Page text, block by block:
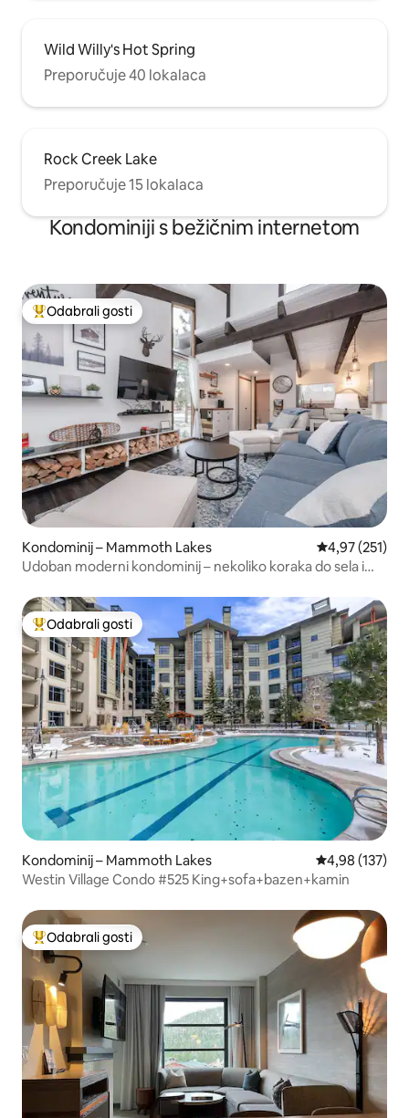
Wild Willy's Hot Spring
Preporučuje 40 lokalaca
Rock Creek Lake
Preporučuje 15 lokalaca
Kondominiji s bežičnim internetom
Među najviše rangiranima s oznakom „Odabrali gosti”
Odabrali gosti
Kondominij – Mammoth Lakes Prosječna
4,97 (251)
Udoban moderni kondominij – nekoliko koraka do sela i
Među najviše rangiranima s oznakom „Odabrali gosti”
Odabrali gosti
Kondominij – Mammoth Lakes Prosječna
4,98 (137)
Westin Village Condo #525 King+sofa+bazen+kamin
Među najviše rangiranima s oznakom „Odabrali gosti”
Odabrali gosti